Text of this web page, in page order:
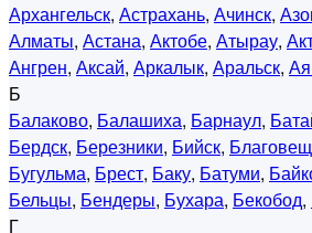
Архангельск, Астрахань, Ачинск,
Алматы, Астана, Актобе, Атырау,
Ангрен, Аксай, Аркалык, Аральск,
Б
Балаково, Балашиха, Барнаул,
Бердск, Березники, Бийск,
Бугульма, Брест, Баку, Батуми,
Бельцы, Бендеры, Бухара, Бекобод,
Г